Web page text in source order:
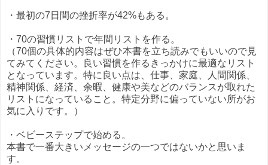
・最初の7日間の挫折率が42%もある。
・70の習慣リストで年間リストを作る。
（70個の具体的内容はぜひ本書を立ち読みでもいいので見
てみてください。良い習慣を作るきっかけに最適なリスト
となっています。特に良い点は、仕事、家庭、人間関係、
精神関係、経済、余暇、健康や美などのバランスが取れた
リストになっていること。特定分野に偏っていない所がお
気に入りです。）
・ベビーステップで始める。
本書で一番大きいメッセージの一つではないかと思いま
す。